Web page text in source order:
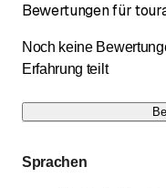
Bewertungen für
Noch keine
Erfahrung teilt
Sprachen